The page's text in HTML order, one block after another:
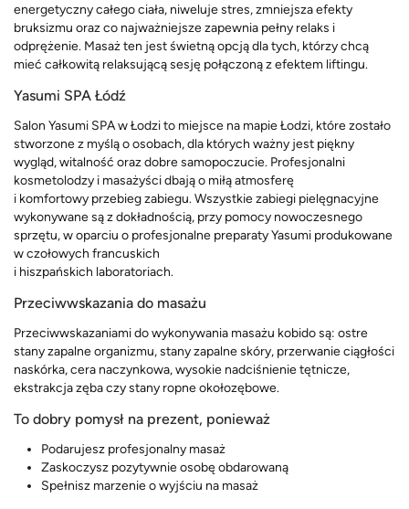
energetyczny całego ciała, niweluje stres, zmniejsza efekty
bruksizmu oraz co najważniejsze zapewnia pełny relaks i
odprężenie. Masaż ten jest świetną opcją dla tych, którzy chcą
mieć całkowitą relaksującą sesję połączoną z efektem liftingu.
Yasumi SPA Łódź
Salon Yasumi SPA w Łodzi to miejsce na mapie Łodzi, które zostało
stworzone z myślą o osobach, dla których ważny jest piękny
wygląd, witalność oraz dobre samopoczucie. Profesjonalni
kosmetolodzy i masażyści dbają o miłą atmosferę
i komfortowy przebieg zabiegu. Wszystkie zabiegi pielęgnacyjne
wykonywane są z dokładnością, przy pomocy nowoczesnego
sprzętu, w oparciu o profesjonalne preparaty Yasumi produkowane
w czołowych francuskich
i hiszpańskich laboratoriach.
Przeciwwskazania do masażu
Przeciwwskazaniami do wykonywania masażu kobido są: ostre
stany zapalne organizmu, stany zapalne skóry, przerwanie ciągłości
naskórka, cera naczynkowa, wysokie nadciśnienie tętnicze,
ekstrakcja zęba czy stany ropne okołozębowe.
To dobry pomysł na prezent, ponieważ
Podarujesz profesjonalny masaż
Zaskoczysz pozytywnie osobę obdarowaną
Spełnisz marzenie o wyjściu na masaż